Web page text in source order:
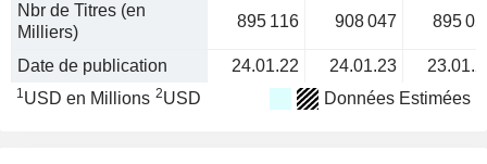
Nbr de Titres (en
Milliers)
895 116 908 047 895
Date de publication 24.01.22 24.01.23
1USD en Millions 2USD Données Estimées